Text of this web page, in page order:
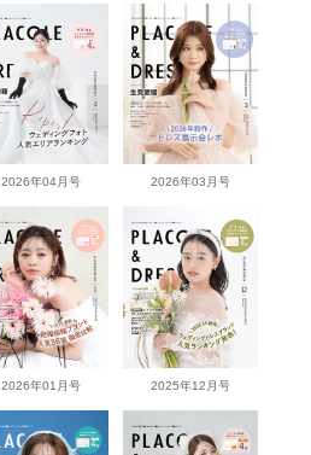
2026年04月号 2026年03月号
2026年01月号 2025年12月号